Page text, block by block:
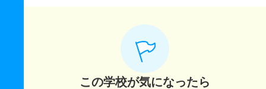
この学校が気になったら